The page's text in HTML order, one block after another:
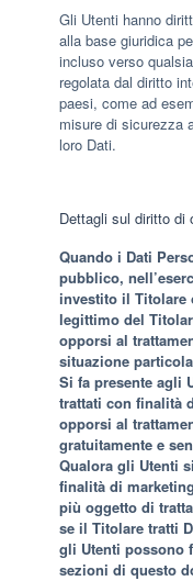
Gli Utenti hanno
alla base giuridica
incluso verso
regolata dal diritto
paesi, come ad
misure di sicurezza
loro Dati.
Dettagli sul diritto di
Quando i Dati
pubblico,
investito il Titolare
legittimo del
opporsi al
situazione
Si fa presente agli
trattati con finalità
opporsi al
gratuitamente e
Qualora gli Utenti
finalità di
più oggetto di
se il Titolare tratti
gli Utenti possono
sezioni di questo